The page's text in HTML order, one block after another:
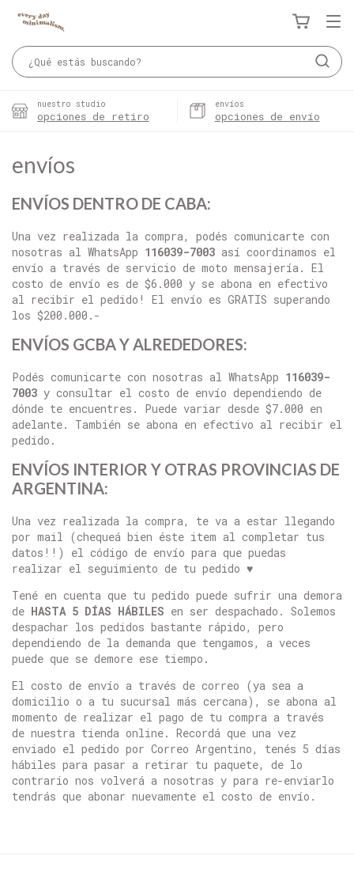
nuestro studio
opciones de retiro
envíos
opciones de envío
envíos
ENVÍOS DENTRO DE CABA:
Una vez realizada la compra, podés comunicarte con
nosotras al WhatsApp 116039-7003 así coordinamos el
envío a través de servicio de moto mensajería. El
costo de envío es de $6.000 y se abona en efectivo
al recibir el pedido! El envío es GRATIS superando
los $200.000.-
ENVÍOS GCBA Y ALREDEDORES:
Podés comunicarte con nosotras al WhatsApp 116039-
7003 y consultar el costo de envío dependiendo de
dónde te encuentres. Puede variar desde $7.000 en
adelante. También se abona en efectivo al recibir el
pedido.
ENVÍOS INTERIOR Y OTRAS PROVINCIAS DE
ARGENTINA:
Una vez realizada la compra, te va a estar llegando
por mail (chequeá bien éste item al completar tus
datos!!) el código de envío para que puedas
realizar el seguimiento de tu pedido ♥
Tené en cuenta que tu pedido puede sufrir una demora
de HASTA 5 DÍAS HÁBILES en ser despachado. Solemos
despachar los pedidos bastante rápido, pero
dependiendo de la demanda que tengamos, a veces
puede que se demore ese tiempo.
El costo de envío a través de correo (ya sea a
domicilio o a tu sucursal más cercana), se abona al
momento de realizar el pago de tu compra a través
de nuestra tienda online. Recordá que una vez
enviado el pedido por Correo Argentino, tenés 5 días
hábiles para pasar a retirar tu paquete, de lo
contrario nos volverá a nosotras y para re-enviarlo
tendrás que abonar nuevamente el costo de envío.